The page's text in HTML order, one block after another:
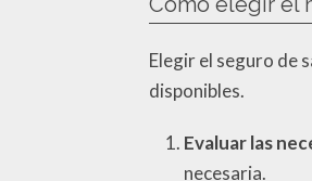
Elegir el seguro de
disponibles.
Evaluar las
necesaria.